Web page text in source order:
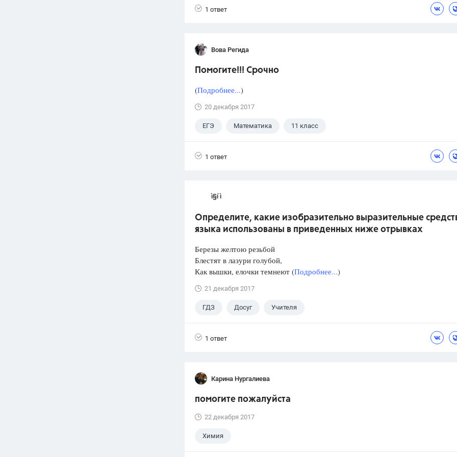
1 ответ
Вова Регида
Помогите!!! Срочно
(Подробнее...)
20 декабря 2017
ЕГЭ Математика 11 класс
1 ответ
ì§í ì 
Определите, какие изобразительно выразительные
языка использованы в приведенных ниже отрывках
Березы желтою резьбой
Блестят в лазури голубой,
Как вышки, елочки темнеют (Подробнее...)
21 декабря 2017
ГДЗ Досуг Учителя
1 ответ
Карина Нургалиева
помогите пожалуйста
22 декабря 2017
Химия